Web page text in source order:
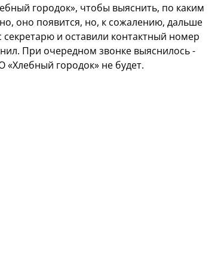
городок», чтобы выяснить, по каким
оно появится, но, к сожалению, дальше
и оставили контактный номер
При очередном звонке выяснилось -
городок» не будет.